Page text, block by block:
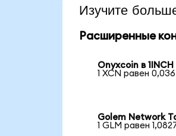
Изучите
Расширенные
Onyxcoin в 1INCH
1 XCN равен
Golem Network
1 GLM равен